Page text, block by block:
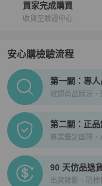
買家完成購買
收貨至驗證中心
安心購檢驗流程
PopChill拍拍圈正品
第一關：專
確認商品狀況
第二關：正
專業鑑定團隊
90 天仿品退
出貨錄影、防